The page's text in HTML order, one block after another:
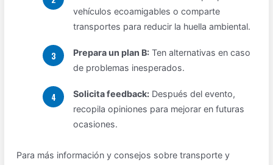
vehículos ecoamigables o comparte
transportes para reducir la huella ambiental.
Prepara un plan B: Ten alternativas en caso
de problemas inesperados.
Solicita feedback: Después del evento,
recopila opiniones para mejorar en futuras
ocasiones.
Para más información y consejos sobre transporte y